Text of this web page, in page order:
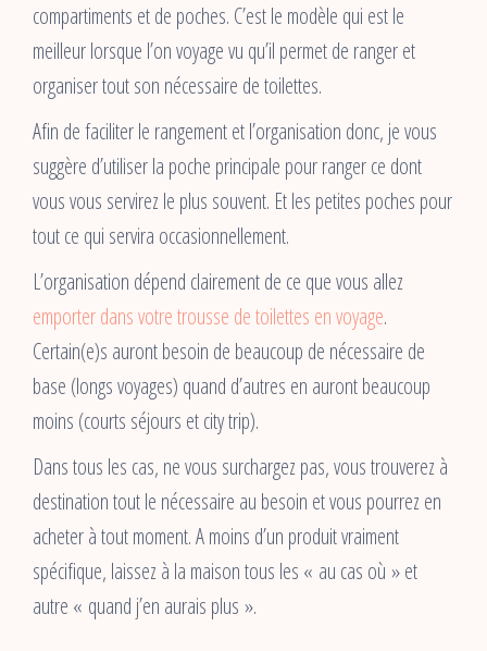
compartiments et de poches. C’est le modèle qui est le
meilleur lorsque l’on voyage vu qu’il permet de ranger et
organiser tout son nécessaire de toilettes.
Afin de faciliter le rangement et l’organisation donc, je vous
suggère d’utiliser la poche principale pour ranger ce dont
vous vous servirez le plus souvent. Et les petites poches pour
tout ce qui servira occasionnellement.
L’organisation dépend clairement de ce que vous allez
emporter dans votre trousse de toilettes en voyage.
Certain(e)s auront besoin de beaucoup de nécessaire de
base (longs voyages) quand d’autres en auront beaucoup
moins (courts séjours et city trip).
Dans tous les cas, ne vous surchargez pas, vous trouverez à
destination tout le nécessaire au besoin et vous pourrez en
acheter à tout moment. A moins d’un produit vraiment
spécifique, laissez à la maison tous les « au cas où » et
autre « quand j’en aurais plus ».